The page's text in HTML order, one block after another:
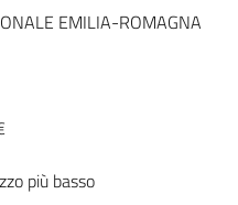
EMILIA-ROMAGNA
più basso